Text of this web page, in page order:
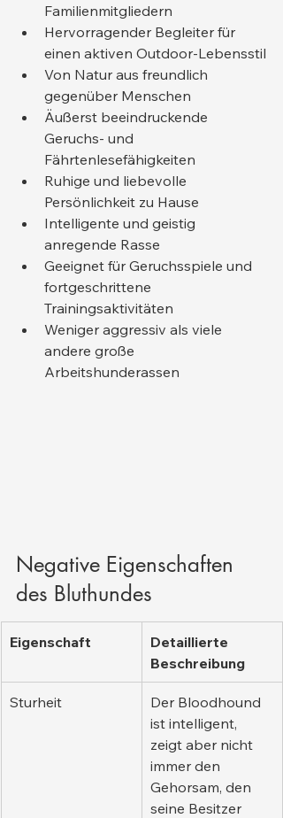
Familienmitgliedern
Hervorragender Begleiter für
einen aktiven Outdoor-Lebensstil
Von Natur aus freundlich
gegenüber Menschen
Äußerst beeindruckende
Geruchs- und
Fährtenlesefähigkeiten
Ruhige und liebevolle
Persönlichkeit zu Hause
Intelligente und geistig
anregende Rasse
Geeignet für Geruchsspiele und
fortgeschrittene
Trainingsaktivitäten
Weniger aggressiv als viele
andere große
Arbeitshunderassen
Negative Eigenschaften
des Bluthundes
Eigenschaft
Detaillierte
Beschreibung
Sturheit
Der Bloodhound
ist intelligent,
zeigt aber nicht
immer den
Gehorsam, den
seine Besitzer